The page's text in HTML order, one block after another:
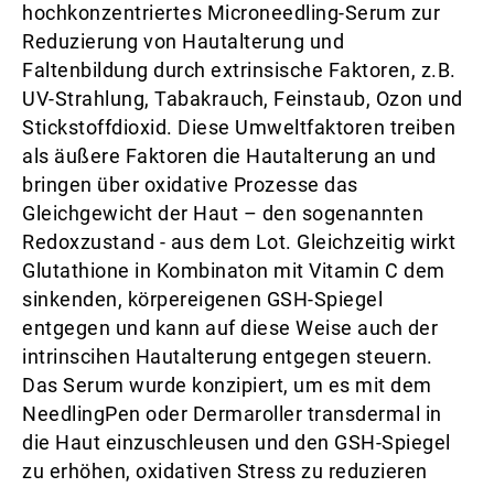
hochkonzentriertes Microneedling-Serum zur
Reduzierung von Hautalterung und
Faltenbildung durch extrinsische Faktoren, z.B.
UV-Strahlung, Tabakrauch, Feinstaub, Ozon und
Stickstoffdioxid. Diese Umweltfaktoren treiben
als äußere Faktoren die Hautalterung an und
bringen über oxidative Prozesse das
Gleichgewicht der Haut – den sogenannten
Redoxzustand - aus dem Lot. Gleichzeitig wirkt
Glutathione in Kombinaton mit Vitamin C dem
sinkenden, körpereigenen GSH-Spiegel
entgegen und kann auf diese Weise auch der
intrinscihen Hautalterung entgegen steuern.
Das Serum wurde konzipiert, um es mit dem
NeedlingPen oder Dermaroller transdermal in
die Haut einzuschleusen und den GSH-Spiegel
zu erhöhen, oxidativen Stress zu reduzieren